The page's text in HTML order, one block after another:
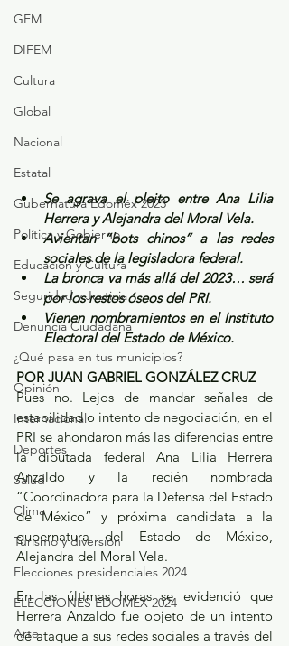
GEM
DIFEM
Cultura
Global
Nacional
Estatal
Gubernatura Edoméx 2023
Política y Gobierno
Educación y Cultura
Seguridad y Justicia
Denuncia Ciudadana
¿Qué pasa en tus municipios?
Opinión
Internacional
Deportes
Salud
Clima
Turismo y diversión
Elecciones presidenciales 2024
ELECCIONES EDOMEX 2024
Arte
Se agrava el pleito entre Ana Lilia
Herrera y Alejandra del Moral Vela.
Avientan “bots chinos” a las redes
sociales de la legisladora federal.
La bronca va más allá del 2023… será
por los restos óseos del PRI.
Vienen nombramientos en el Instituto
Electoral del Estado de México.
POR JUAN GABRIEL GONZÁLEZ CRUZ
Pues no. Lejos de mandar señales de
estabilidad o intento de negociación, en el
PRI se ahondaron más las diferencias entre
la diputada federal Ana Lilia Herrera
Anzaldo y la recién nombrada
“Coordinadora para la Defensa del Estado
de México” y próxima candidata a la
gubernatura del Estado de México,
Alejandra del Moral Vela.
En las últimas horas se evidenció que
Herrera Anzaldo fue objeto de un intento
de ataque a sus redes sociales a través del